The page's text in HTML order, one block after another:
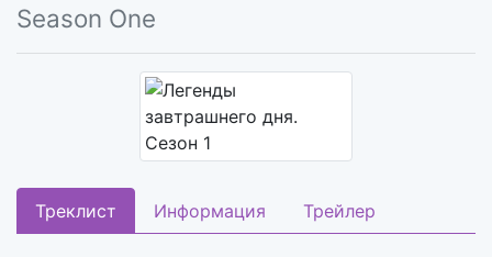
Season One
Треклист Информация Трейлер